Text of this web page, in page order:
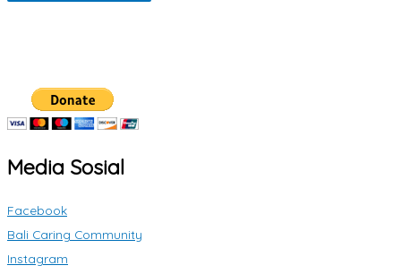
Media Sosial
Facebook
Bali Caring Community
Instagram